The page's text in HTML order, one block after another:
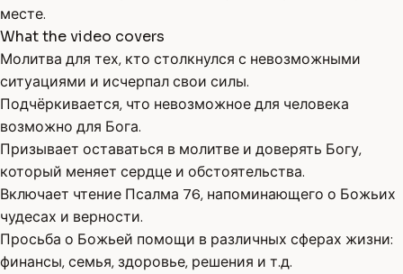
месте.
What the video covers
Молитва для тех, кто столкнулся с невозможными
ситуациями и исчерпал свои силы.
Подчёркивается, что невозможное для человека
возможно для Бога.
Призывает оставаться в молитве и доверять Богу,
который меняет сердце и обстоятельства.
Включает чтение Псалма 76, напоминающего о Божьих
чудесах и верности.
Просьба о Божьей помощи в различных сферах жизни:
финансы, семья, здоровье, решения и т.д.